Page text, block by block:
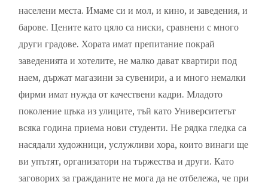
населени места. Имаме си и мол, и кино, и заведения, и
барове. Цените като цяло са ниски, сравнени с много
други градове. Хората имат препитание покрай
заведенията и хотелите, не малко дават квартири под
наем, държат магазини за сувенири, а и много немалки
фирми имат нужда от качествени кадри. Младото
поколение щъка из улиците, тъй като Университетът
всяка година приема нови студенти. Не рядка гледка са
насядали художници, услужливи хора, които винаги ще
ви упътят, организатори на тържества и други. Като
заговорих за гражданите не мога да не отбележа, че при